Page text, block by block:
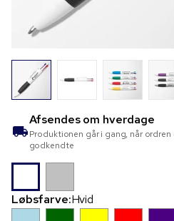
Afsendes om hverdage
Produktionen går i gang, når
godkendte
Løbsfarve:Hvid